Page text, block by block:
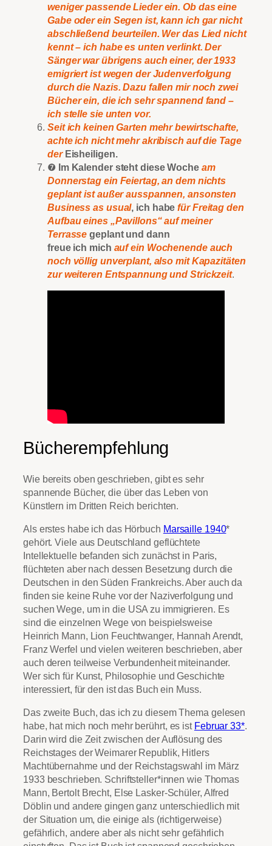
weniger passende Lieder ein. Ob das eine
Gabe oder ein Segen ist, kann ich gar nicht
abschließend beurteilen. Wer das Lied nicht
kennt – ich habe es unten verlinkt. Der
Sänger war übrigens auch einer, der 1933
emigriert ist wegen der Judenverfolgung
durch die Nazis. Dazu fallen mir noch zwei
Bücher ein, die ich sehr spannend fand –
ich stelle sie unten vor.
Seit ich keinen Garten mehr bewirtschafte,
achte ich nicht mehr akribisch auf die Tage
der Eisheiligen.
❼ Im Kalender steht diese Woche am
Donnerstag ein Feiertag, an dem nichts
geplant ist außer ausspannen, ansonsten
Business as usual, ich habefür Freitag den
Aufbau eines „Pavillons“ auf meiner
Terrasse geplant und dann
freue ich mich auf ein Wochenende auch
noch völlig unverplant, also mit Kapazitäten
zur weiteren Entspannung und Strickzeit.
Bücherempfehlung
Wie bereits oben geschrieben, gibt es sehr
spannende Bücher, die über das Leben von
Künstlern im Dritten Reich berichten.
Als erstes habe ich das Hörbuch Marsaille 1940*
gehört. Viele aus Deutschland geflüchtete
Intellektuelle befanden sich zunächst in Paris,
flüchteten aber nach dessen Besetzung durch die
Deutschen in den Süden Frankreichs. Aber auch da
finden sie keine Ruhe vor der Naziverfolgung und
suchen Wege, um in die USA zu immigrieren. Es
sind die einzelnen Wege von beispielsweise
Heinrich Mann, Lion Feuchtwanger, Hannah Arendt,
Franz Werfel und vielen weiteren beschrieben, aber
auch deren teilweise Verbundenheit miteinander.
Wer sich für Kunst, Philosophie und Geschichte
interessiert, für den ist das Buch ein Muss.
Das zweite Buch, das ich zu diesem Thema gelesen
habe, hat mich noch mehr berührt, es ist Februar 33*.
Darin wird die Zeit zwischen der Auflösung des
Reichstages der Weimarer Republik, Hitlers
Machtübernahme und der Reichstagswahl im März
1933 beschrieben. Schriftsteller*innen wie Thomas
Mann, Bertolt Brecht, Else Lasker-Schüler, Alfred
Döblin und andere gingen ganz unterschiedlich mit
der Situation um, die einige als (richtigerweise)
gefährlich, andere aber als nicht sehr gefährlich